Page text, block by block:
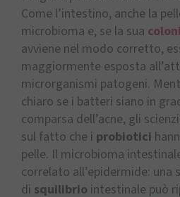
Come l’intestino, anche la
microbioma e, se la sua
avviene nel modo corretto,
maggiormente esposta
microrganismi patogeni.
chiaro se i batteri siano in
comparsa dell’acne, gli
sul fatto che i probiotici
pelle. Il microbioma
correlato all’epidermide: una
di squilibrio intestinale può